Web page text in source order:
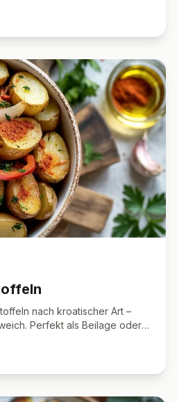
nach kroatischer Art –
Perfekt als Beilage oder